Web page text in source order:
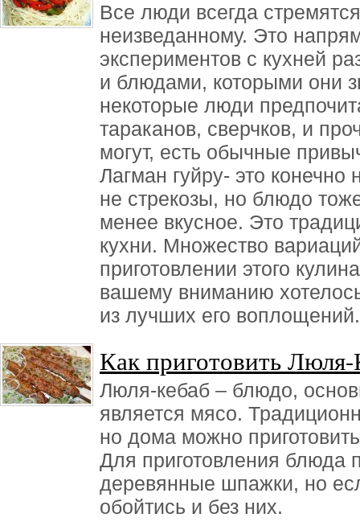
Все люди всегда
неизведанному. Это
экспериментов с кухней
и блюдами, которыми они
некоторые люди
тараканов, сверчков, и
могут, есть обычные
Лагман гуйру- это конечно
не стрекозы, но блюдо
менее вкусное. Это
кухни. Множество
приготовлении этого
вашему вниманию
из лучших его воплощений.
Как приготовить
Люля-кебаб – блюдо,
является мясо.
но дома можно
Для приготовления блюда
деревянные шпажки, но
обойтись и без них.